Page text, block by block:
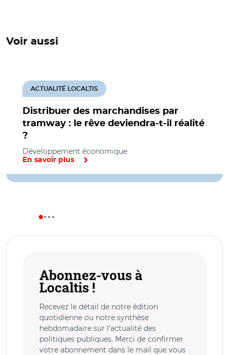
Voir aussi
Distribuer des marchandises par
tramway : le rêve deviendra-t-il réalité
?
ACTUALITÉ LOCALTIS
Développement économique
En savoir plus
Abonnez-vous à
Localtis !
Recevez le détail de notre édition
quotidienne ou notre synthèse
hebdomadaire sur l’actualité des
politiques publiques. Merci de confirmer
votre abonnement dans le mail que vous